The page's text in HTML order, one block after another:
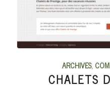
ARCHIVES,
CHALETS